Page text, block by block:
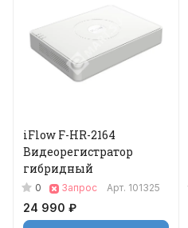
iFlow F-HR-2164
Видеорегистратор
гибридный
0 Запрос Арт. 101325
24 990 ₽